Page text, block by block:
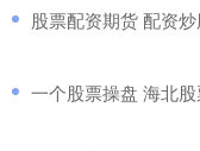
股票配资期货 配资
一个股票操盘 海北